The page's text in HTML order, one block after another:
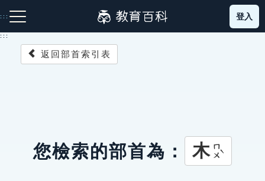
到
主
::: 登入
:::
返回部首索引表
您檢索的部首為： 木ㄇㄨˋ